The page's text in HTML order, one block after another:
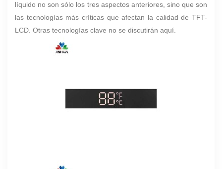
líquido no son sólo los tres aspectos anteriores, sino que son
las tecnologías más críticas que afectan la calidad de TFT-
LCD. Otras tecnologías clave no se discutirán aquí.